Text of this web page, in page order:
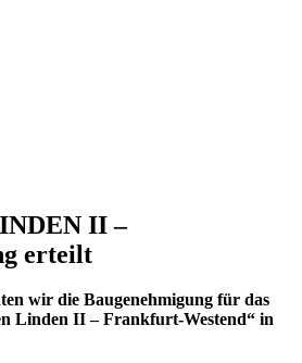
II –
erteilt
wir die Baugenehmigung für das
Linden II – Frankfurt-Westend“ in